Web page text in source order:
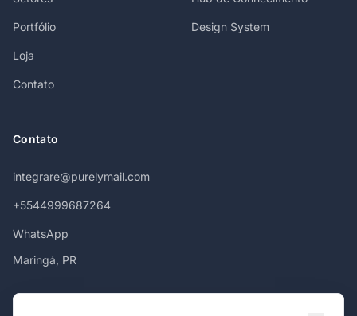
Portfólio
Loja
Contato
Design System
Contato
integrare@purelymail.com
+5544999687264
WhatsApp
Maringá, PR